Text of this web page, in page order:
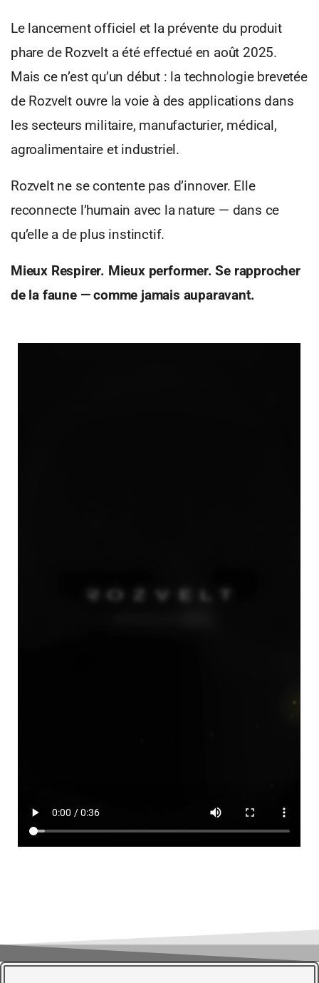
Le lancement officiel et la prévente du produit
phare de Rozvelt a été effectué en août 2025.
Mais ce n’est qu’un début : la technologie brevetée
de Rozvelt ouvre la voie à des applications dans
les secteurs militaire, manufacturier, médical,
agroalimentaire et industriel.
Rozvelt ne se contente pas d’innover. Elle
reconnecte l’humain avec la nature — dans ce
qu’elle a de plus instinctif.
Mieux Respirer. Mieux performer. Se rapprocher
de la faune — comme jamais auparavant.